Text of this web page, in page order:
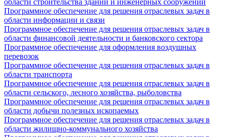
области строительства зданий и инженерных сооружений
Программное обеспечение для решения отраслевых задач в
области информации и связи
Программное обеспечение для решения отраслевых задач в
области финансовой деятельности и банковского сектора
Программное обеспечение для оформления воздушных
перевозок
Программное обеспечение для решения отраслевых задач в
области транспорта
Программное обеспечение для решения отраслевых задач в
области сельского, лесного хозяйства, рыболовства
Программное обеспечение для решения отраслевых задач в
области добычи полезных ископаемых
Программное обеспечение для решения отраслевых задач в
области жилищно-коммунального хозяйства